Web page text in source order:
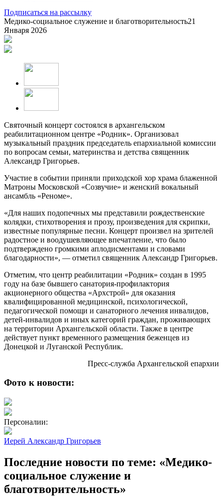
Подписаться на рассылку
Медико-социальное служение и благотворительность21
Января 2026
Святочный концерт состоялся в архангельском
реабилитационном центре «Родник». Организовал
музыкальный праздник председатель епархиальной комиссии
по вопросам семьи, материнства и детства священник
Александр Григорьев.
Участие в событии приняли приходской хор храма блаженной
Матроны Московской «Созвучие» и женский вокальный
ансамбль «Реноме».
«Для наших подопечных мы представили рождественские
колядки, стихотворения и прозу, произведения для скрипки,
известные популярные песни. Концерт произвел на зрителей
радостное и воодушевляющее впечатление, что было
подтверждено громкими аплодисментами и словами
благодарности», — отметил священник Александр Григорьев.
Отметим, что центр реабилитации «Родник» создан в 1995
году на базе бывшего санатория-профилактория
акционерного общества «Архстрой» для оказания
квалифицированной медицинской, психологической,
педагогической помощи и санаторного лечения инвалидов,
детей-инвалидов и иных категорий граждан, проживающих
на территории Архангельской области. Также в центре
действует пункт временного размещения беженцев из
Донецкой и Луганской Республик.
Пресс-служба Архангельской епархии
Фото к новости:
Персоналии:
Иерей Александр Григорьев
Последние новости по теме: «Медико-
социальное служение и
благотворительность»